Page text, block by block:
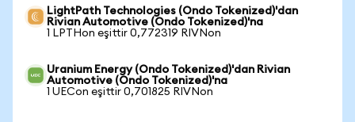
LightPath Technologies (Ondo Tokenized)'dan
Rivian Automotive (Ondo Tokenized)'na
1 LPTHon eşittir 0,772319 RIVNon
Uranium Energy (Ondo Tokenized)'dan Rivian
Automotive (Ondo Tokenized)'na
1 UECon eşittir 0,701825 RIVNon